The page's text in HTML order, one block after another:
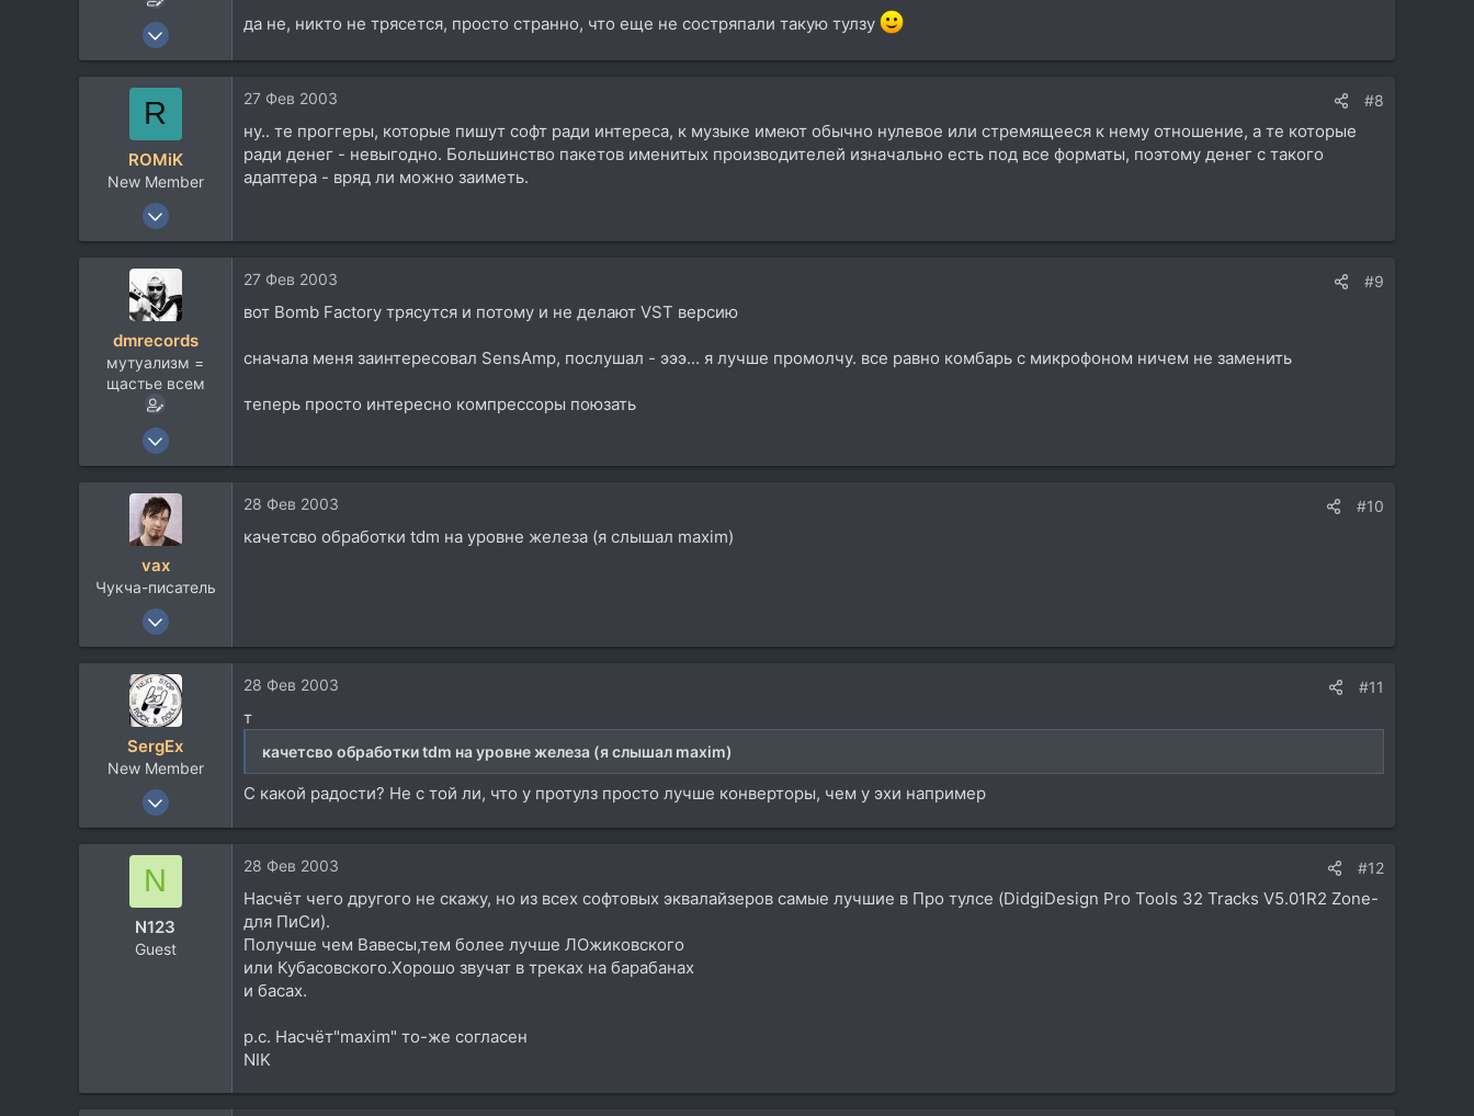
22 Ноя 2002
CherryVille
да не, никто не трясется, просто странно, что еще не состряпали такую тулзу
R
ROMiK
New Member
27 Янв 2003
27 Фев 2003 #8
ну.. те проггеры, которые пишут софт ради интереса, к музыке имеют обычно нулевое или стремящееся к нему отношение, а те которые
ради денег - невыгодно. Большинство пакетов именитых производителей изначально есть под все форматы, поэтому денег с такого
адаптера - вряд ли можно заиметь.
dmrecords
мутуализм =
щастье всем
22 Ноя 2002
CherryVille
27 Фев 2003 #9
вот Bomb Factory трясутся и потому и не делают VST версию
сначала меня заинтересовал SensAmp, послушал - эээ... я лучше промолчу. все равно комбарь с микрофоном ничем не заменить
теперь просто интересно компрессоры поюзать
vax
Чукча-писатель
13 Ноя 2002
4.600
Kiev/UA
28 Фев 2003 #10
качетсво обработки tdm на уровне железа (я слышал maxim)
SergEx
New Member
24 Янв 2003
Новосибирск
28 Фев 2003 #11
т
качетсво обработки tdm на уровне железа (я слышал maxim)
С какой радости? Не с той ли, что у протулз просто лучше конверторы, чем у эхи например
N
N123
Guest
28 Фев 2003 #12
Насчёт чего другого не скажу, но из всех софтовых эквалайзеров самые лучшие в Про тулсе (DidgiDesign Pro Tools 32 Tracks V5.01R2 Zone-
для ПиСи).
Получше чем Вавесы,тем более лучше ЛОжиковского
или Кубасовского.Хорошо звучат в треках на барабанах
и басах.
р.с. Насчёт"maxim" то-же согласен
NIK